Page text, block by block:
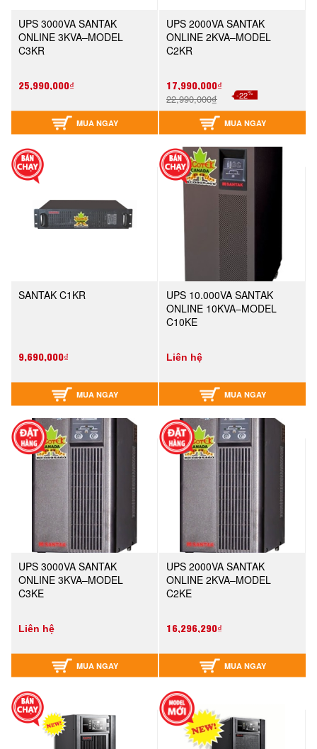
UPS 3000VA SANTAK
ONLINE 3KVA–MODEL
C3KR
25,990,000₫
MUA NGAY
UPS 2000VA SANTAK
ONLINE 2KVA–MODEL
C2KR
17,990,000₫
22,990,000₫ -22%
MUA NGAY
SANTAK C1KR
9,690,000₫
MUA NGAY
UPS 10.000VA SANTAK
ONLINE 10KVA–MODEL
C10KE
Liên hệ
MUA NGAY
UPS 3000VA SANTAK
ONLINE 3KVA–MODEL
C3KE
Liên hệ
MUA NGAY
UPS 2000VA SANTAK
ONLINE 2KVA–MODEL
C2KE
16,296,290₫
MUA NGAY